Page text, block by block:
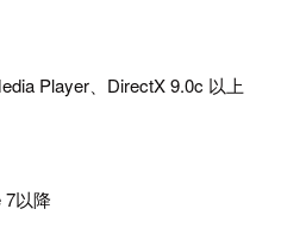
Player、DirectX 9.0c 以上
以降